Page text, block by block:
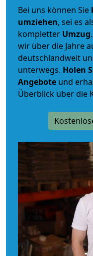
Bei uns können Sie
umziehen, sei es
kompletter Umzug
wir über die Jahre
deutschlandweit
unterwegs. Holen
Angebote und
Überblick über die